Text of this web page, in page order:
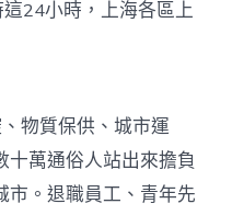
24小時，上海各區上
物質保供、城市運
十萬通俗人站出來擔負
市。退職員工、青年先